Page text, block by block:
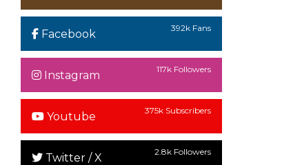
Facebook 392k Fans
Instagram 117k Followers
Youtube 375k Subscribers
Twitter / X 2.8k Followers